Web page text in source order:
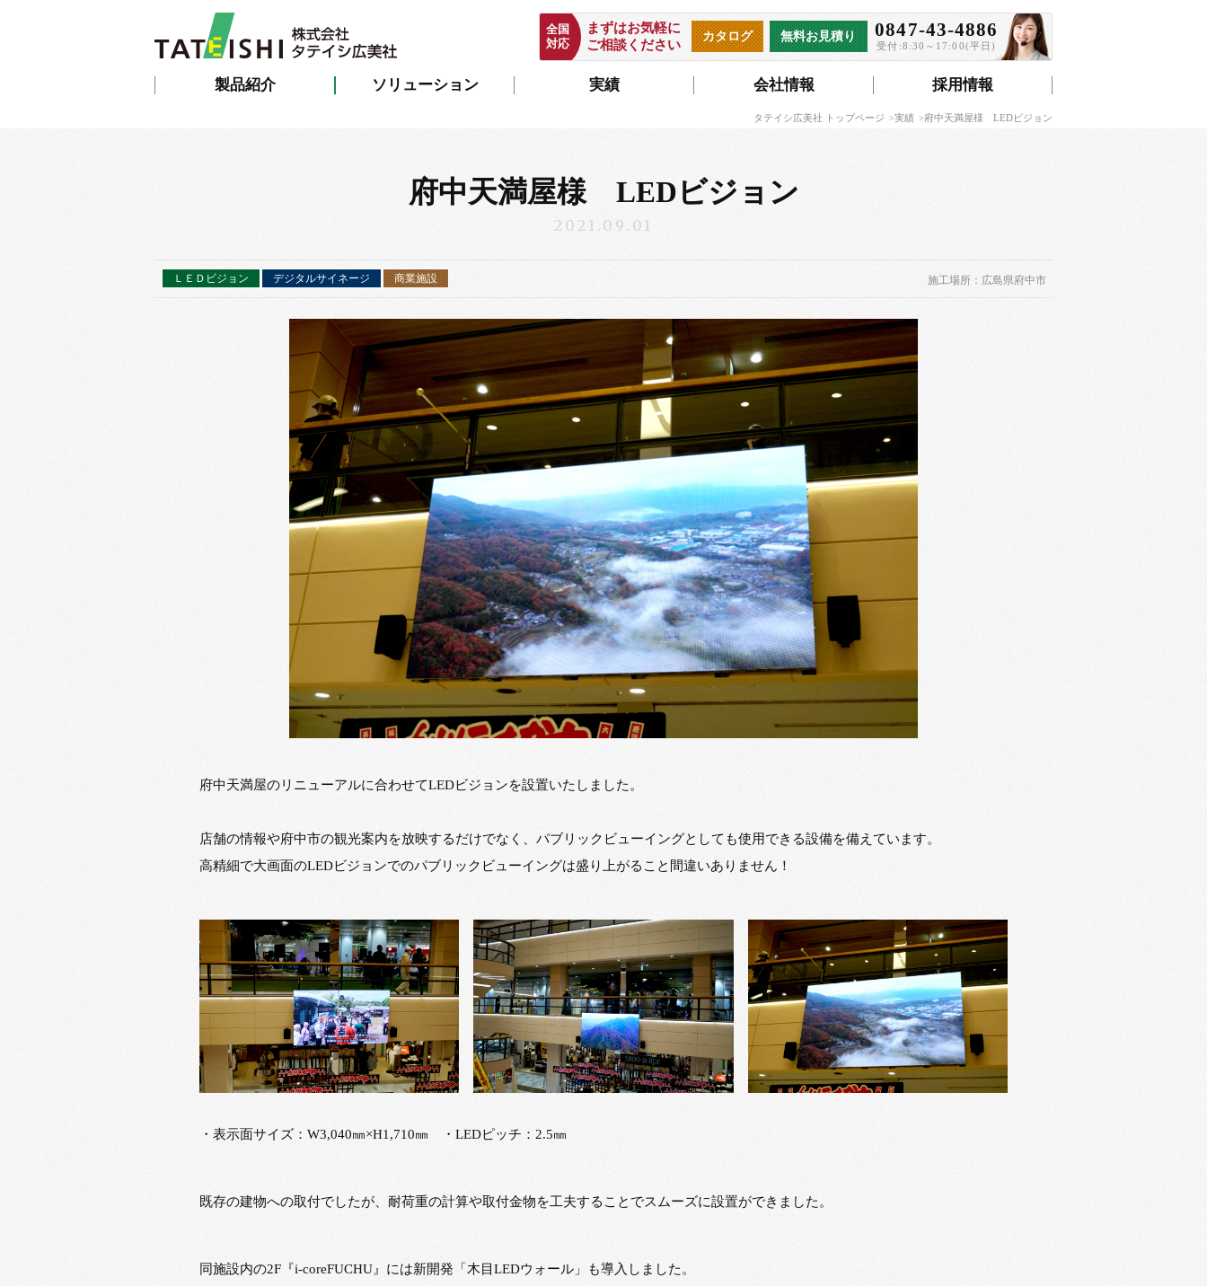
製品紹介 ソリューション 実績 会社情報 採用情報
0847-43-4886
受付:8:30～17:00(平日)
無料お見積り
カタログ
まずはお気軽に
ご相談ください
全国
対応
タテイシ広美社 トップページ 実績 府中天満屋様 LEDビジョン
府中天満屋様 LEDビジョン
2021.09.01
ＬＥＤビジョン デジタルサイネージ 商業施設 施工場所：広島県府中市
府中天満屋のリニューアルに合わせてLEDビジョンを設置いたしました。
店舗の情報や府中市の観光案内を放映するだけでなく、パブリックビューイングとしても使用できる設備を備えています。
高精細で大画面のLEDビジョンでのパブリックビューイングは盛り上がること間違いありません！
・表示面サイズ：W3,040㎜×H1,710㎜ ・LEDピッチ：2.5㎜
既存の建物への取付でしたが、耐荷重の計算や取付金物を工夫することでスムーズに設置ができました。
同施設内の2F『i-coreFUCHU』には新開発「木目LEDウォール」も導入しました。